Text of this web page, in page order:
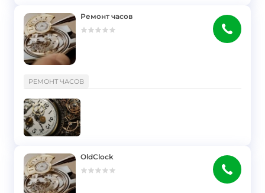
Ремонт часов
РЕМОНТ ЧАСОВ
OldClock